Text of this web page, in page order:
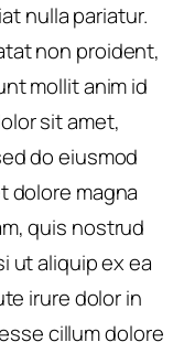
nulla pariatur.
non proident,
mollit anim id
sit amet,
do eiusmod
dolore magna
quis nostrud
ut aliquip ex ea
irure dolor in
cillum dolore